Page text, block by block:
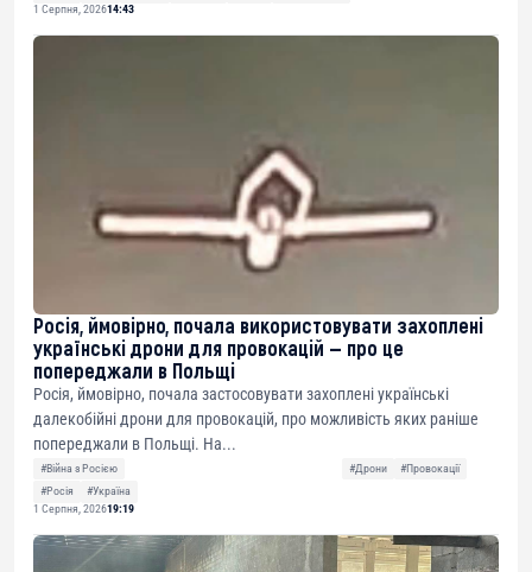
1 Серпня, 202614:43
Росія, ймовірно, почала використовувати захоплені
українські дрони для провокацій — про це
попереджали в Польщі
Росія, ймовірно, почала застосовувати захоплені українські
далекобійні дрони для провокацій, про можливість яких раніше
попереджали в Польщі. На...
#Війна з Росією #Дрони
#Провокації
#Росія
#Україна
1 Серпня, 202619:19